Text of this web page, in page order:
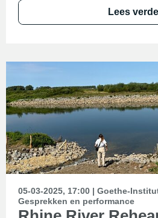
Lees
05-03-2025, 17:00 | Goethe-
Gesprekken en performance